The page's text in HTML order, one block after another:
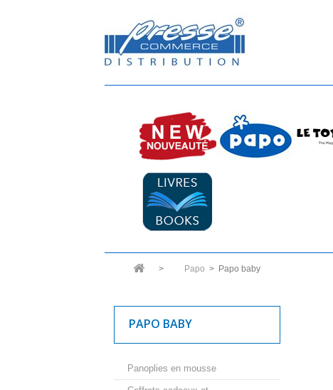
> Papo > Papo baby
PAPO BABY
Panoplies en mousse